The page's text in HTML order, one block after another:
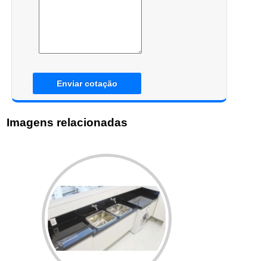
Enviar cotação
Imagens relacionadas